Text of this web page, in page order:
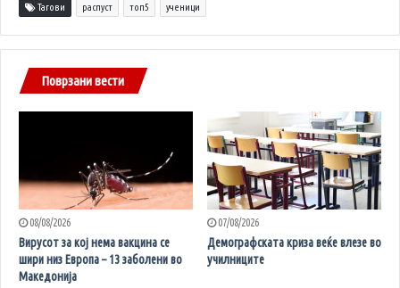
Тагови распуст топ5 ученици
Поврзани вести
08/08/2026
Вирусот за кој нема вакцина се
шири низ Европа – 13 заболени во
Македонија
07/08/2026
Демографската криза веќе влезе во
училниците